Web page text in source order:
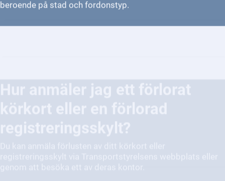
registreringsskylt?
Du kan anmäla förlusten av ditt körkort eller
registreringsskylt via Transportstyrelsens webbplats eller
genom att besöka ett av deras kontor.